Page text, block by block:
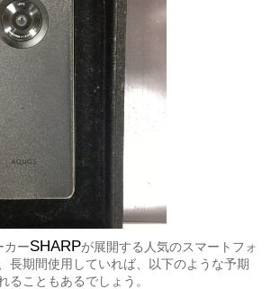
カーSHARPが展開する人気のスマートフォ
長期間使用していれば、以下のような予期
ることもあるでしょう。